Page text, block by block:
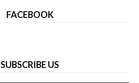
FACEBOOK
SUBSCRIBE US